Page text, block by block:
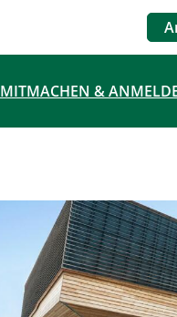
Direkt
MITMACHEN &